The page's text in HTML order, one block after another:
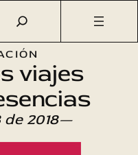
Literatura
Libro de los
viajes
2018—